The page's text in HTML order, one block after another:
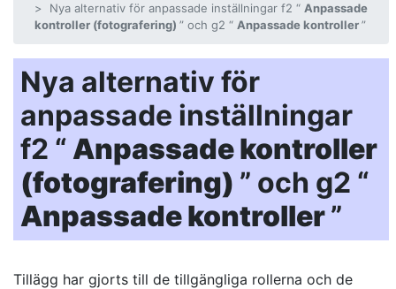
Nya alternativ för anpassade inställningar f2 “ Anpassade
kontroller (fotografering) ” och g2 “ Anpassade kontroller”
Nya alternativ för
anpassade inställningar
f2 “Anpassade kontroller
(fotografering) ” och g2 “
Anpassade kontroller”
Tillägg har gjorts till de tillgängliga rollerna och de